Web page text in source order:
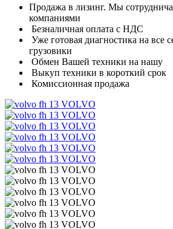
Продажа в лизинг. Мы
компаниями
Безналичная оплата с НДС
Уже готовая диагностика на все
грузовики
Обмен Вашей техники на нашу
Выкуп техники в короткий срок
Комиссионная продажа